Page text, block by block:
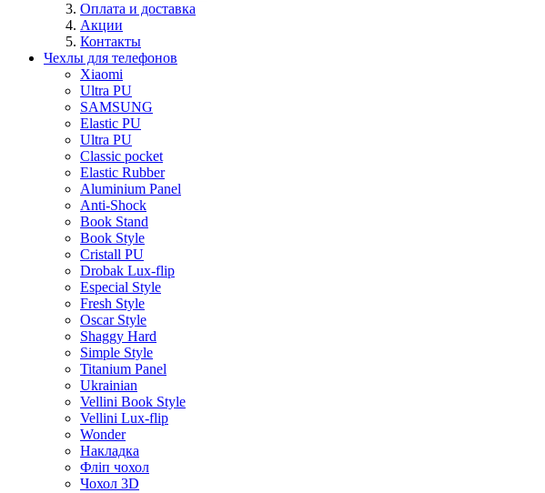
Оплата и доставка
Акции
Контакты
Чехлы для телефонов
Xiaomi
Ultra PU
SAMSUNG
Elastic PU
Ultra PU
Classic pocket
Elastic Rubber
Aluminium Panel
Anti-Shock
Book Stand
Book Style
Cristall PU
Drobak Lux-flip
Especial Style
Fresh Style
Oscar Style
Shaggy Hard
Simple Style
Titanium Panel
Ukrainian
Vellini Book Style
Vellini Lux-flip
Wonder
Накладка
Фліп чохол
Чохол 3D